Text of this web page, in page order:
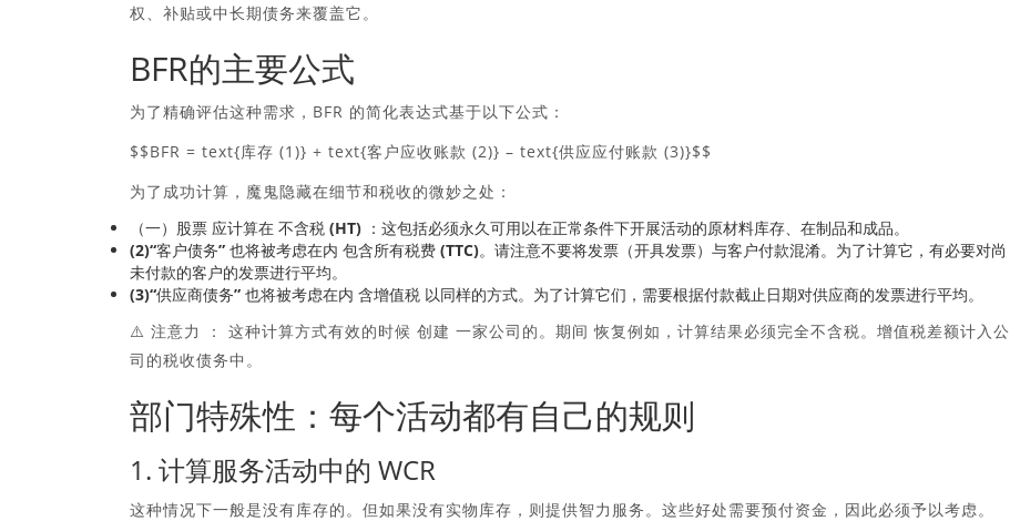
权、补贴或中长期债务来覆盖它。
BFR的主要公式
为了精确评估这种需求，BFR 的简化表达式基于以下公式：
$$BFR = text{库存 (1)} + text{客户应收账款 (2)} – text{供应应付账款 (3)}$$
为了成功计算，魔鬼隐藏在细节和税收的微妙之处：
（一）股票 应计算在 不含税 (HT) ：这包括必须永久可用以在正常条件下开展活动的原材料库存、在制品和成品。
(2)“客户债务” 也将被考虑在内 包含所有税费 (TTC)。请注意不要将发票（开具发票）与客户付款混淆。为了计算它，有必要对尚
未付款的客户的发票进行平均。
(3)“供应商债务” 也将被考虑在内 含增值税 以同样的方式。为了计算它们，需要根据付款截止日期对供应商的发票进行平均。
⚠️ 注意力 ： 这种计算方式有效的时候 创建 一家公司的。期间恢复例如，计算结果必须完全不含税。增值税差额计入公
司的税收债务中。
部门特殊性：每个活动都有自己的规则
1. 计算服务活动中的 WCR
这种情况下一般是没有库存的。但如果没有实物库存，则提供智力服务。这些好处需要预付资金，因此必须予以考虑。